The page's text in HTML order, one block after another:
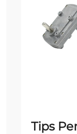
Tips